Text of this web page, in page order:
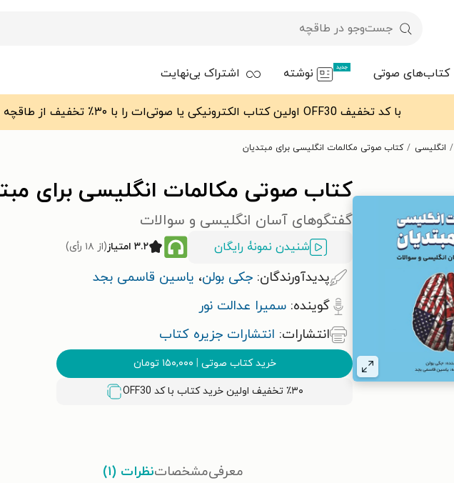
کتاب‌های صوتی جدید نوشته اشتراک بی‌نهایت
با کد تخفیف OFF30 اولین کتاب الکترونیکی یا صوتی‌ات را با ۳۰٪ تخفیف از طاقچه دریافت کن.
انگلیسی کتاب صوتی مکالمات انگلیسی برای مبتدیان
کتاب صوتی مکالمات انگلیسی برای
گفتگوهای آسان انگلیسی و سوالات
شنیدن نمونۀ رایگان ۳.۲ امتیاز (از ۱۸ رأی)
پدیدآورندگان: جکی بولن، یاسین قاسمی بجد
گوینده: سمیرا عدالت نور
انتشارات: انتشارات جزیره کتاب
خرید کتاب صوتی | ۱۵۰,۰۰۰ تومان
٪۳۰ تخفیف اولین خرید کتاب با کد OFF30
معرفیمشخصاتنظرات (۱)